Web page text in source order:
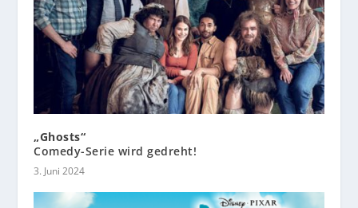
„Ghosts“
Comedy-Serie wird gedreht!
3. Juni 2024